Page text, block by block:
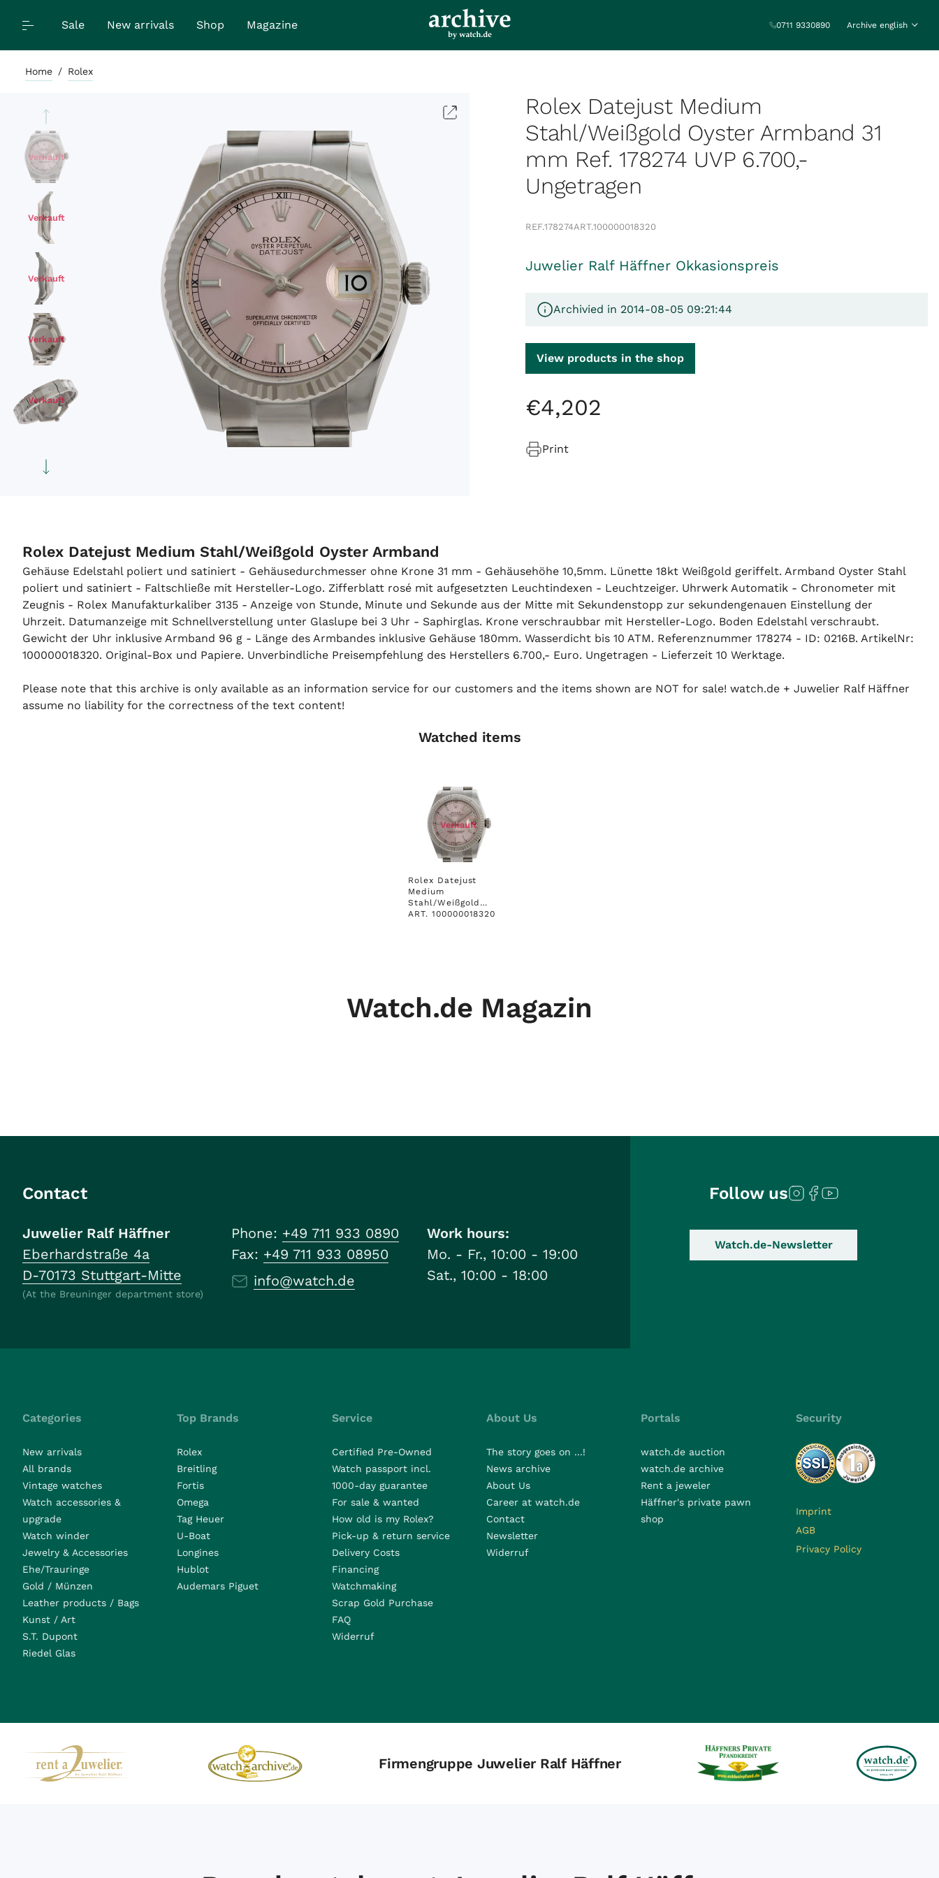
Sale New arrivals Shop Magazine 0711 9330890 Archive english
Home / Rolex
Rolex Datejust Medium
Stahl/Weißgold Oyster Armband 31
mm Ref. 178274 UVP 6.700,-
Ungetragen
Verkauft
Verkauft
Verkauft
Verkauft
Verkauft
Verkauft
REF.178274ART.100000018320
Juwelier Ralf Häffner Okkasionspreis
Archivied in 2014-08-05 09:21:44
View products in the shop
€4,202
Print
Rolex Datejust Medium Stahl/Weißgold Oyster Armband
Gehäuse Edelstahl poliert und satiniert - Gehäusedurchmesser ohne Krone 31 mm - Gehäusehöhe 10,5mm. Lünette 18kt Weißgold geriffelt. Armband Oyster Stahl
poliert und satiniert - Faltschließe mit Hersteller-Logo. Zifferblatt rosé mit aufgesetzten Leuchtindexen - Leuchtzeiger. Uhrwerk Automatik - Chronometer mit
Zeugnis - Rolex Manufakturkaliber 3135 - Anzeige von Stunde, Minute und Sekunde aus der Mitte mit Sekundenstopp zur sekundengenauen Einstellung der
Uhrzeit. Datumanzeige mit Schnellverstellung unter Glaslupe bei 3 Uhr - Saphirglas. Krone verschraubbar mit Hersteller-Logo. Boden Edelstahl verschraubt.
Gewicht der Uhr inklusive Armband 96 g - Länge des Armbandes inklusive Gehäuse 180mm. Wasserdicht bis 10 ATM. Referenznummer 178274 - ID: 0216B. ArtikelNr:
100000018320. Original-Box und Papiere. Unverbindliche Preisempfehlung des Herstellers 6.700,- Euro. Ungetragen - Lieferzeit 10 Werktage.
Please note that this archive is only available as an information service for our customers and the items shown are NOT for sale! watch.de + Juwelier Ralf Häffner
assume no liability for the correctness of the text content!
Watched items
Verkauft
Rolex Datejust
Medium
Stahl/Weißgold
Oyster Armband 31
ART. 100000018320
Watch.de Magazin
Contact
Juwelier Ralf Häffner
Eberhardstraße 4a
D-70173 Stuttgart-Mitte
(At the Breuninger department store)
Phone: +49 711 933 0890
Fax: +49 711 933 08950
info@watch.de
Work hours:
Mo. - Fr., 10:00 - 19:00
Sat., 10:00 - 18:00
Follow us
Watch.de-Newsletter
Categories
New arrivals
All brands
Vintage watches
Watch accessories &
upgrade
Watch winder
Jewelry & Accessories
Ehe/Trauringe
Gold / Münzen
Leather products / Bags
Kunst / Art
S.T. Dupont
Riedel Glas
Top Brands
Rolex
Breitling
Fortis
Omega
Tag Heuer
U-Boat
Longines
Hublot
Audemars Piguet
Service
Certified Pre-Owned
Watch passport incl.
1000-day guarantee
For sale & wanted
How old is my Rolex?
Pick-up & return service
Delivery Costs
Financing
Watchmaking
Scrap Gold Purchase
FAQ
Widerruf
About Us
The story goes on ...!
News archive
About Us
Career at watch.de
Contact
Newsletter
Widerruf
Portals
watch.de auction
watch.de archive
Rent a jeweler
Häffner's private pawn
shop
Security
Imprint
AGB
Privacy Policy
Firmengruppe Juwelier Ralf Häffner